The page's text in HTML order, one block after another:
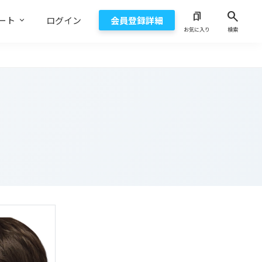
ト ログイン 会員登録詳細 bookmarks
お気に入り
search
検索